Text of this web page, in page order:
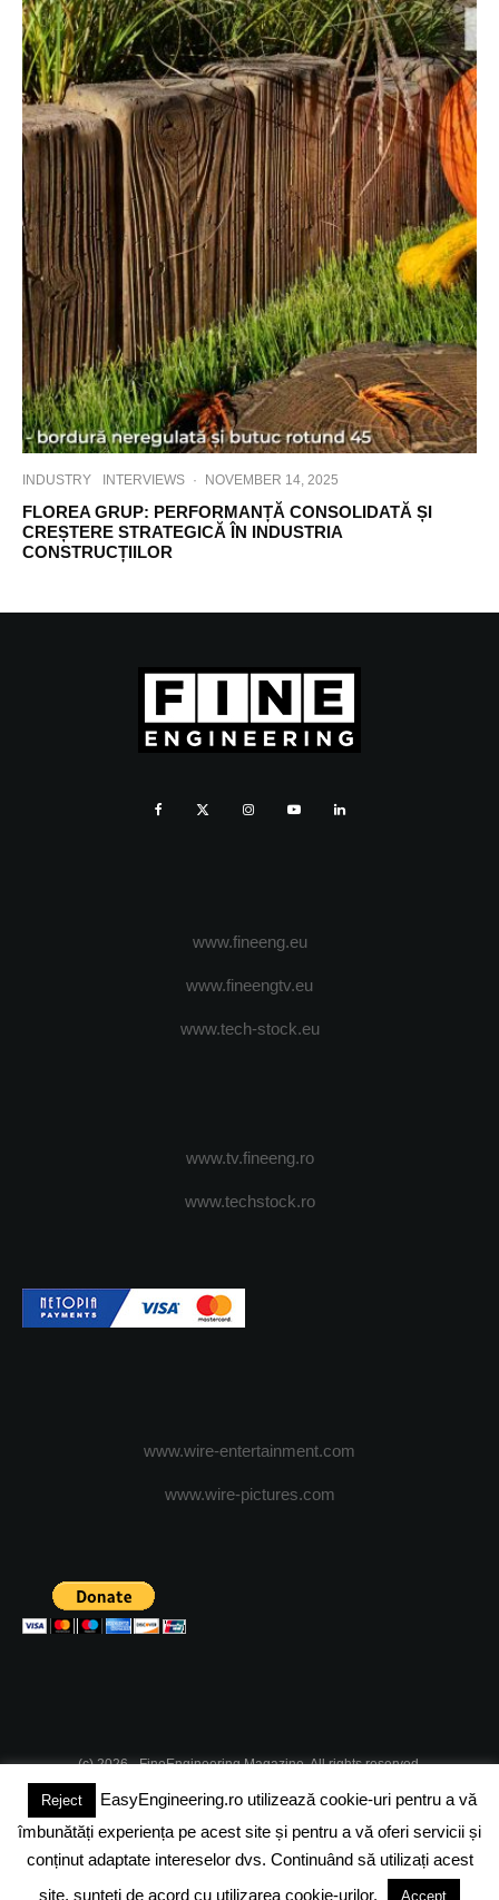
INDUSTRY INTERVIEWS · NOVEMBER 14, 2025
FLOREA GRUP: PERFORMANȚĂ CONSOLIDATĂ ȘI
CREȘTERE STRATEGICĂ ÎN INDUSTRIA
CONSTRUCȚIILOR
www.fineeng.eu
www.fineengtv.eu
www.tech-stock.eu
www.tv.fineeng.ro
www.techstock.ro
www.wire-entertainment.com
www.wire-pictures.com
(c) 2026 - FineEngineering Magazine. All rights reserved.
DESPRE NOI ABONAMENT
DESPRE COOKIES POLITICA DE CONFIDENTIALITATE
Reject
EasyEngineering.ro utilizează cookie-uri pentru a vă
îmbunătăți experiența pe acest site și pentru a vă oferi servicii și
conținut adaptate intereselor dvs. Continuând să utilizați acest
site, sunteți de acord cu utilizarea cookie-urilor.
Accept